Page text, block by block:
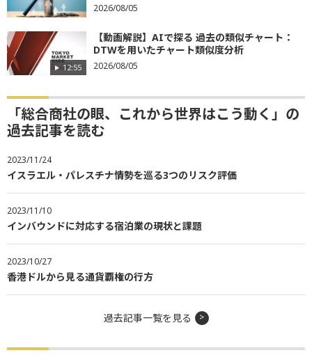
2026/08/05
12:55
【動画解説】AIで探る 過去の類似チャート：
DTWを用いたチャート類似度分析
2026/08/05
「総合商社の眼、これから世界はこう動く」の
過去記事を読む
2023/11/24
イスラエル・パレスチナ情勢を巡る3つのリスク評価
2023/11/10
インバウンドに対応する宿泊業の現状と課題
2023/10/27
香港ドルから見る通貨覇権の行方
過去記事一覧を見る